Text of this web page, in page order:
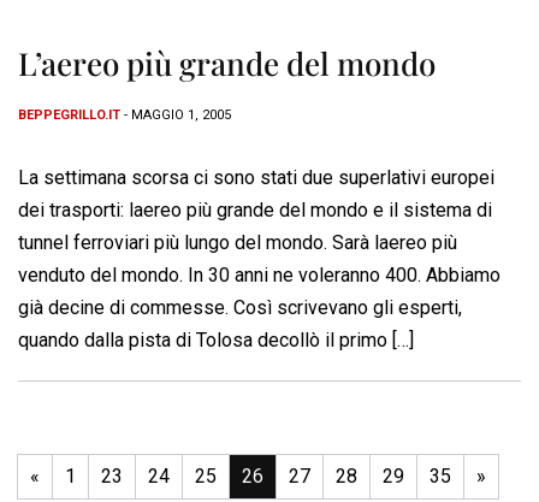
L’aereo più grande del mondo
BEPPEGRILLO.IT - MAGGIO 1, 2005
La settimana scorsa ci sono stati due superlativi europei
dei trasporti: laereo più grande del mondo e il sistema di
tunnel ferroviari più lungo del mondo. Sarà laereo più
venduto del mondo. In 30 anni ne voleranno 400. Abbiamo
già decine di commesse. Così scrivevano gli esperti,
quando dalla pista di Tolosa decollò il primo […]
« 1 23 24 25 26 27 28 29 35 »